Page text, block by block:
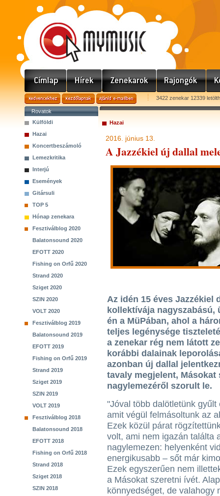
3422 zenekar 12339
Rovatok
Külföldi
Hazai
Koncertbeszámoló
Lemezkritika
Interjú
Események
Gitársuli
TOP 5
Hónap zenekara
Fesztiválblog 2020
Balatonsound 2020
EFOTT 2020
Fishing on Orfű 2020
Strand 2020
Sziget 2020
SZIN 2020
VOLT 2020
Fesztiválblog 2019
Balatonsound 2019
EFOTT 2019
Fishing on Orfű 2019
Strand 2019
Sziget 2019
SZIN 2019
VOLT 2019
Fesztiválblog 2018
Balatonsound 2018
EFOTT 2018
Fishing on Orfű 2018
Strand 2018
Sziget 2018
SZIN 2018
Hazai
2016. június 13.
A Jazzékiel új dallal
Az idén 15 éves Jazzékiel
kollektívája
én a MüPában, ahol a
teljes legénysége
a zenekar rég nem látott
korábbi dalainak
azonban új dallal
tavaly megjelent,
nagylemezéről szorult le.
"Jóval több dalötletünk gyűlt
amit végül felmásoltunk az
Ezek közül párat
volt, ami nem igazán találta
nagylemezen: helyenként
energikusabb – sőt már
Ezek egyszerűen nem
a Másokat szeretni ívét.
könnyedséget, de valahogy